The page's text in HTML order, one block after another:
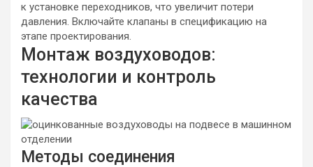
к установке переходников, что увеличит потери
давления. Включайте клапаны в спецификацию на
этапе проектирования.
Монтаж воздуховодов:
технологии и контроль
качества
Методы соединения